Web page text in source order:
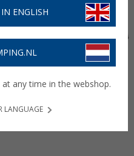
ENGLISH
any time in the webshop.
LANGUAGE